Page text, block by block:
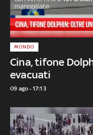
Cina, tifone
evacuati
MONDO
09 ago - 17:13